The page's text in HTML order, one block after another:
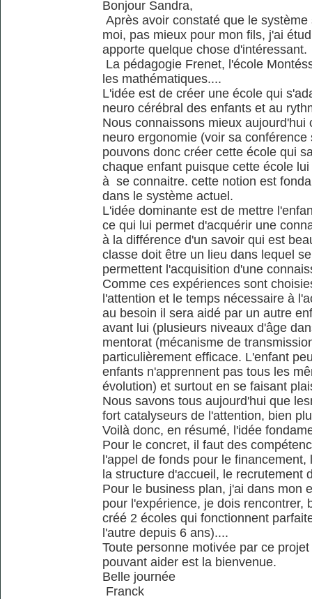
Bonjour Sandra,
Après avoir constaté que le
moi, pas mieux pour mon fils, j'ai
apporte quelque chose d'intéressant.
La pédagogie Frenet, l'école
les mathématiques....
L'idée est de créer une école qui
neuro cérébral des enfants et au
Nous connaissons mieux
neuro ergonomie (voir sa
pouvons donc créer cette école qui
chaque enfant puisque cette école
à se connaitre. cette notion est
dans le système actuel.
L'idée dominante est de mettre
ce qui lui permet d'acquérir une
à la différence d'un savoir qui est
classe doit être un lieu dans lequel
permettent l'acquisition d'une
Comme ces expériences sont
l'attention et le temps nécessaire à
au besoin il sera aidé par un autre
avant lui (plusieurs niveaux d'âge
mentorat (mécanisme de
particulièrement efficace. L'enfant
enfants n'apprennent pas tous les
évolution) et surtout en se faisant
Nous savons tous aujourd'hui que
fort catalyseurs de l'attention, bien
Voilà donc, en résumé, l'idée
Pour le concret, il faut des
l'appel de fonds pour le
la structure d'accueil, le recrutement
Pour le business plan, j'ai dans mon
pour l'expérience, je dois rencontrer,
créé 2 écoles qui fonctionnent
l'autre depuis 6 ans)....
Toute personne motivée par ce
pouvant aider est la bienvenue.
Belle journée
Franck